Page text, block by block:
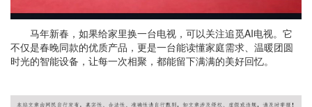
马年新春，如果给家里换一台电视，可以关注追觅AI电视。它
不仅是春晚同款的优质产品，更是一台能读懂家庭需求、温暖团圆
时光的智能设备，让每一次相聚，都能留下满满的美好回忆。